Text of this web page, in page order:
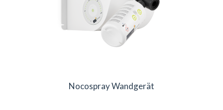
Nocospray Wandgerät